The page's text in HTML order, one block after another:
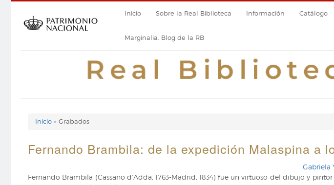
contenido
Navegación
principal
Inicio Sobre la Real Biblioteca Información Catálogo
Marginalia. Blog de la RB
Enlaces
de
Inicio Grabados
Fernando Brambila: de la expedición Malaspina a
Gabriela
Fernando Brambila (Cassano d’Adda, 1763-Madrid, 1834) fue un virtuoso del dibujo y